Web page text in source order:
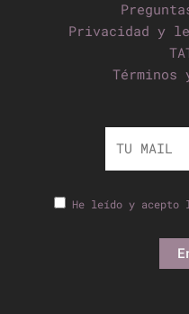
Privacidad y
Términos
He leído y acepto